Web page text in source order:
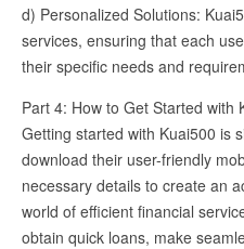
d) Personalized Solutions:
services, ensuring that each
their specific needs and
Part 4: How to Get Started with
Getting started with Kuai500 is
download their user-friendly
necessary details to create an
world of efficient financial
obtain quick loans, make